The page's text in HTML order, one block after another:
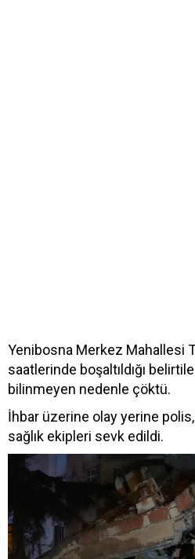
Yenibosna Merkez Mahallesi
saatlerinde boşaltıldığı
bilinmeyen nedenle çöktü.
İhbar üzerine olay yerine polis,
sağlık ekipleri sevk edildi.